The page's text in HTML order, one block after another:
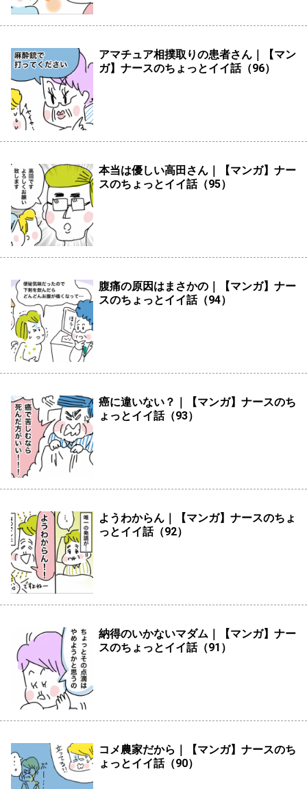
アマチュア相撲取りの患者さん｜【マン
ガ】ナースのちょっとイイ話（96）
本当は優しい高田さん｜【マンガ】ナー
スのちょっとイイ話（95）
腹痛の原因はまさかの｜【マンガ】ナー
スのちょっとイイ話（94）
癌に違いない？｜【マンガ】ナースのち
ょっとイイ話（93）
ようわからん｜【マンガ】ナースのちょ
っとイイ話（92）
納得のいかないマダム｜【マンガ】ナー
スのちょっとイイ話（91）
コメ農家だから｜【マンガ】ナースのち
ょっとイイ話（90）